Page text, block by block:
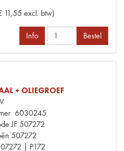
11,55 excl. btw)
Info Bestel
+ OLIEGROEF
6030245
JF507272
507272
| P172